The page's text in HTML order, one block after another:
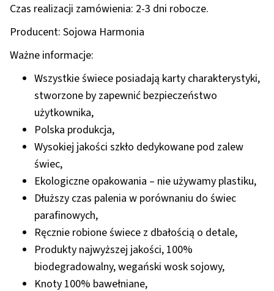
Czas realizacji zamówienia: 2-3 dni robocze.
Producent: Sojowa Harmonia
Ważne informacje:
Wszystkie świece posiadają karty charakterystyki,
stworzone by zapewnić bezpieczeństwo
użytkownika,
Polska produkcja,
Wysokiej jakości szkło dedykowane pod zalew
świec,
Ekologiczne opakowania – nie używamy plastiku,
Dłuższy czas palenia w porównaniu do świec
parafinowych,
Ręcznie robione świece z dbałością o detale,
Produkty najwyższej jakości, 100%
biodegradowalny, wegański wosk sojowy,
Knoty 100% bawełniane,